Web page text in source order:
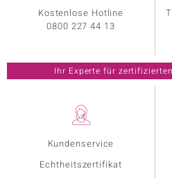
Kundenservice
Echtheitszertifikat
Kostenlose Hotline
0800 227 44 13
Ihr Experte für